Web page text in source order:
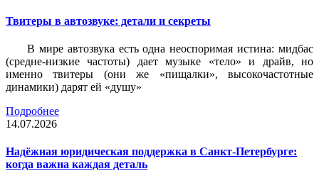
Твитеры в автозвуке: детали и секреты
В мире автозвука есть одна неоспоримая истина: мидбас
(средне-низкие частоты) дает музыке «тело» и драйв, но
именно твитеры (они же «пищалки», высокочастотные
динамики) дарят ей «душу»
Подробнее
14.07.2026
Надёжная юридическая поддержка в Санкт-Петербурге:
когда важна каждая деталь